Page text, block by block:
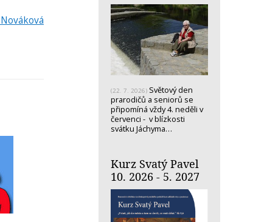
(22. 7. 2026) Světový den
prarodičů a seniorů se
připomíná vždy 4. neděli v
červenci - v blízkosti
svátku Jáchyma…
Kurz Svatý Pavel
10. 2026 - 5. 2027